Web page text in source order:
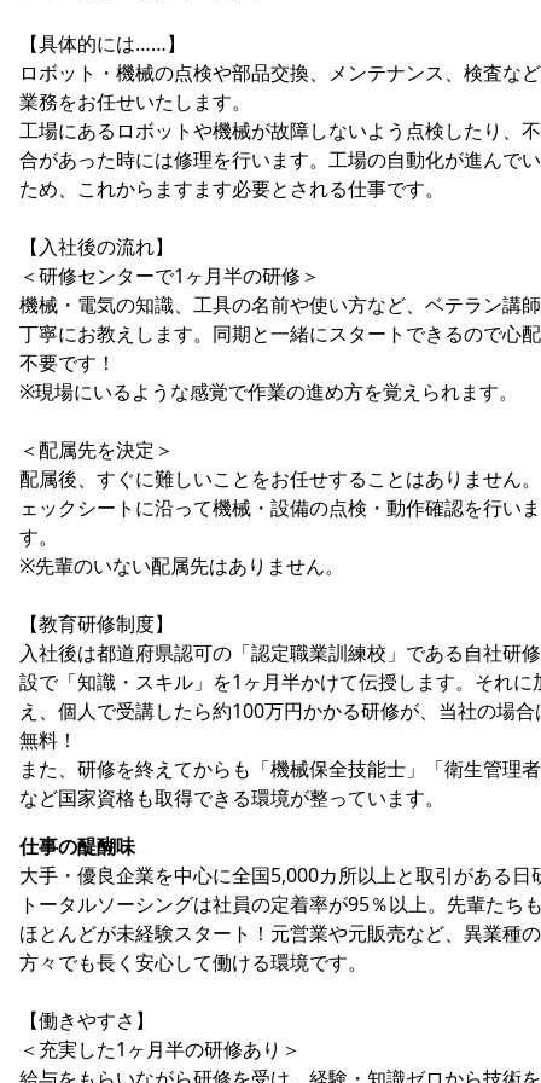
【具体的には……】
ロボット・機械の点検や部品交換、メンテナンス、検査な
業務をお任せいたします。
工場にあるロボットや機械が故障しないよう点検したり、
合があった時には修理を行います。工場の自動化が進んで
ため、これからますます必要とされる仕事です。
【入社後の流れ】
＜研修センターで1ヶ月半の研修＞
機械・電気の知識、工具の名前や使い方など、ベテラン講
丁寧にお教えします。同期と一緒にスタートできるので心
不要です！
※現場にいるような感覚で作業の進め方を覚えられます。
＜配属先を決定＞
配属後、すぐに難しいことをお任せすることはありません
ェックシートに沿って機械・設備の点検・動作確認を行いま
す。
※先輩のいない配属先はありません。
【教育研修制度】
入社後は都道府県認可の「認定職業訓練校」である自社研
設で「知識・スキル」を1ヶ月半かけて伝授します。それに
え、個人で受講したら約100万円かかる研修が、当社の場合
無料！
また、研修を終えてからも「機械保全技能士」「衛生管理
など国家資格も取得できる環境が整っています。
仕事の醍醐味
大手・優良企業を中心に全国5,000カ所以上と取引がある日
トータルソーシングは社員の定着率が95％以上。先輩たち
ほとんどが未経験スタート！元営業や元販売など、異業種の
方々でも長く安心して働ける環境です。
【働きやすさ】
＜充実した1ヶ月半の研修あり＞